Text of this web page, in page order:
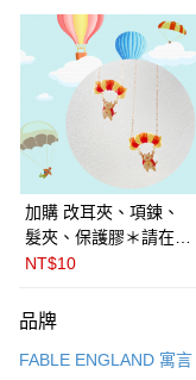
信用卡分期付款
3 期 0 利率 每期
合作金庫商業銀行
華南商業銀行
上海商業儲蓄銀行
國泰世華商業銀行
臺灣中小企業銀行
匯豐（台灣）商業銀行
聯邦商業銀行
元大商業銀行
台新國際商業銀行
台灣樂天信用卡公司
6 期 0 利率 每期
合作金庫商業銀行
華南商業銀行
上海商業儲蓄銀行
國泰世華商業銀行
臺灣中小企業銀行
匯豐（台灣）商業銀行
元大商業銀行
玉山商業銀行
台新國際商業銀行
LINE Pay
悠遊付
Google Pay
全盈+PAY
ATM付款
加購 改耳夾、項鍊、
髮夾、保護膠＊請在訂
單備註商品及欲修改的
PalnartPoc + 🇬🇧英國
FABLE 寓言
NT$10
品牌
FABLE ENGLAND 寓言